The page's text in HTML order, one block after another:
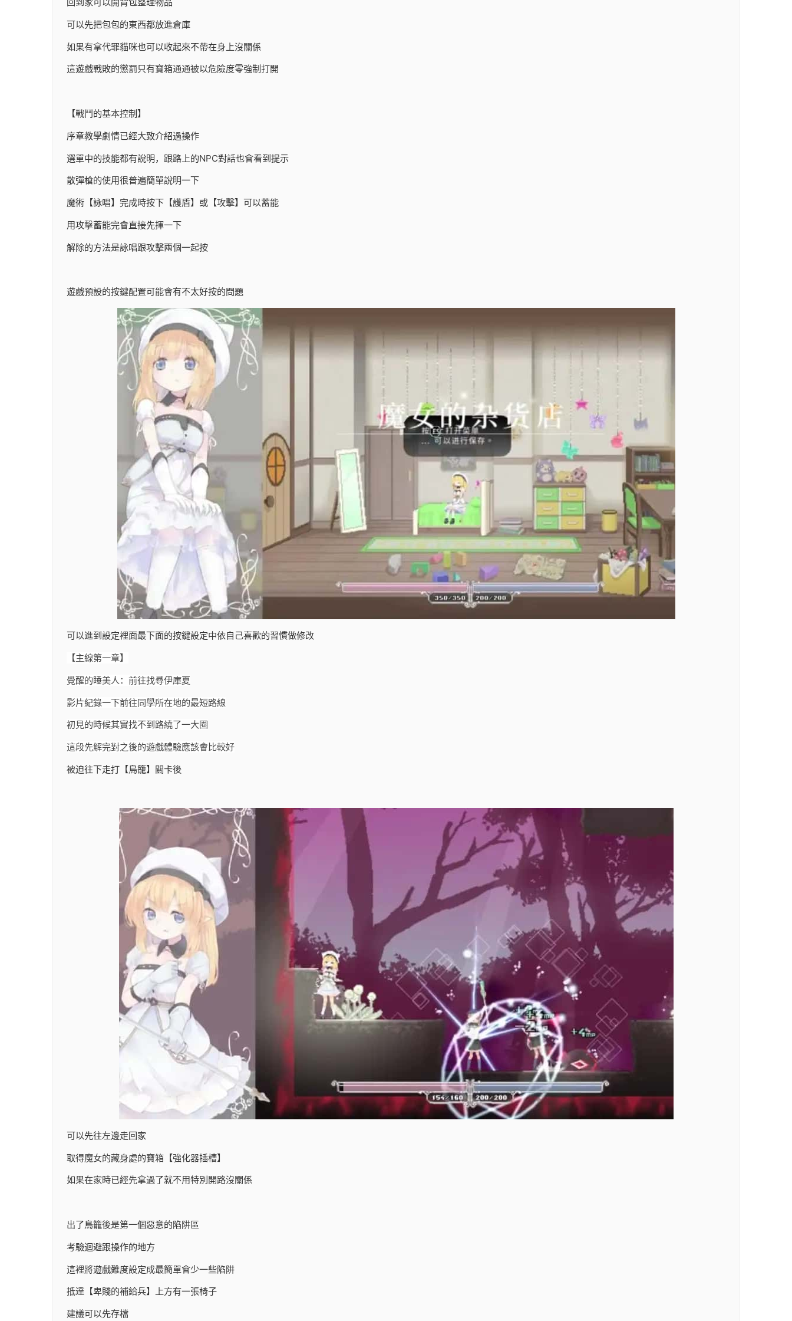
可以先把包包的東西都放進倉庫
如果有拿代罪貓咪也可以收起來不帶在身上沒關係
這遊戲戰敗的懲罰只有寶箱通通被以危險度零強制打開
【戰鬥的基本控制】
序章教學劇情已經大致介紹過操作
選單中的技能都有說明，跟路上的NPC對話也會看到提示
散彈槍的使用很普遍簡單說明一下
魔術【詠唱】完成時按下【護盾】或【攻擊】可以蓄能
用攻擊蓄能完會直接先揮一下
解除的方法是詠唱跟攻擊兩個一起按
遊戲預設的按鍵配置可能會有不太好按的問題
可以進到設定裡面最下面的按鍵設定中依自己喜歡的習慣做修改
【主線第一章】
覺醒的睡美人：前往找尋伊庫夏
影片紀錄一下前往同學所在地的最短路線
初見的時候其實找不到路繞了一大圈
這段先解完對之後的遊戲體驗應該會比較好
被迫往下走打【鳥籠】關卡後
可以先往左邊走回家
取得魔女的藏身處的寶箱【強化器插槽】
如果在家時已經先拿過了就不用特別開路沒關係
出了鳥籠後是第一個惡意的陷阱區
考驗迴避跟操作的地方
這裡將遊戲難度設定成最簡單會少一些陷阱
抵達【卑賤的補給兵】上方有一張椅子
建議可以先存檔